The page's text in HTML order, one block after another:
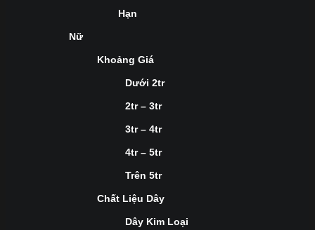
Hạn
Nữ
Khoảng Giá
Dưới 2tr
2tr – 3tr
3tr – 4tr
4tr – 5tr
Trên 5tr
Chất Liệu Dây
Dây Kim Loại